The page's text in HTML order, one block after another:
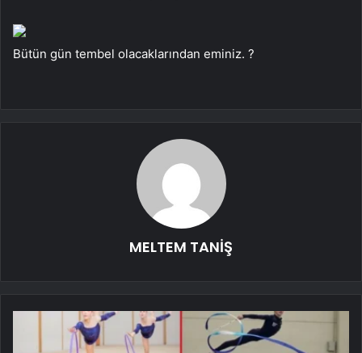
Bütün gün tembel olacaklarından eminiz. ?
MELTEM TANİŞ